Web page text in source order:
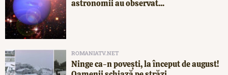
astronomii au observat...
ROMANIATV.NET
Ninge ca-n povești, la început de august!